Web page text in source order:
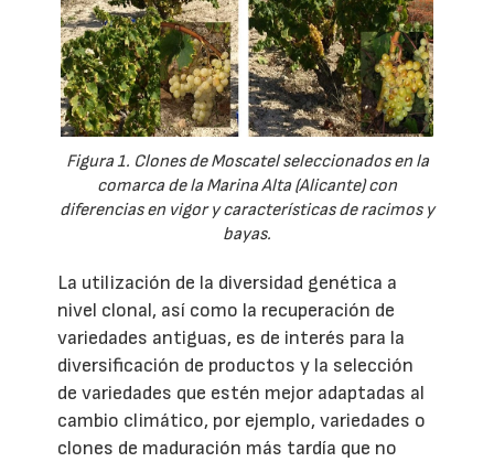
Figura 1. Clones de Moscatel seleccionados en la
comarca de la Marina Alta (Alicante) con
diferencias en vigor y características de racimos y
bayas.
La utilización de la diversidad genética a
nivel clonal, así como la recuperación de
variedades antiguas, es de interés para la
diversificación de productos y la selección
de variedades que estén mejor adaptadas al
cambio climático, por ejemplo, variedades o
clones de maduración más tardía que no